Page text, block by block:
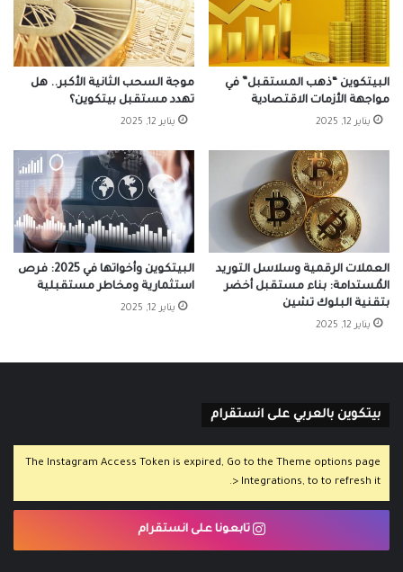
موجة السحب الثانية الأكبر.. هل
تهدد مستقبل بيتكوين؟
يناير 12, 2025
البيتكوين “ذهب المستقبل” في
مواجهة الأزمات الاقتصادية
يناير 12, 2025
البيتكوين وأخواتها في 2025: فرص
استثمارية ومخاطر مستقبلية
يناير 12, 2025
العملات الرقمية وسلاسل التوريد
المُستدامة: بناء مستقبل أخضر
بتقنية البلوك تشين
يناير 12, 2025
بيتكوين بالعربي على انستقرام
The Instagram Access Token is expired, Go to the Theme options page
> Integrations, to to refresh it.
تابعونا على انستقرام